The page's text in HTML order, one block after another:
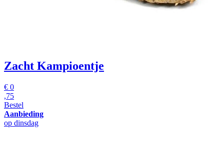
Zacht Kampioentje
€ 0
,75
Bestel
Aanbieding
op dinsdag